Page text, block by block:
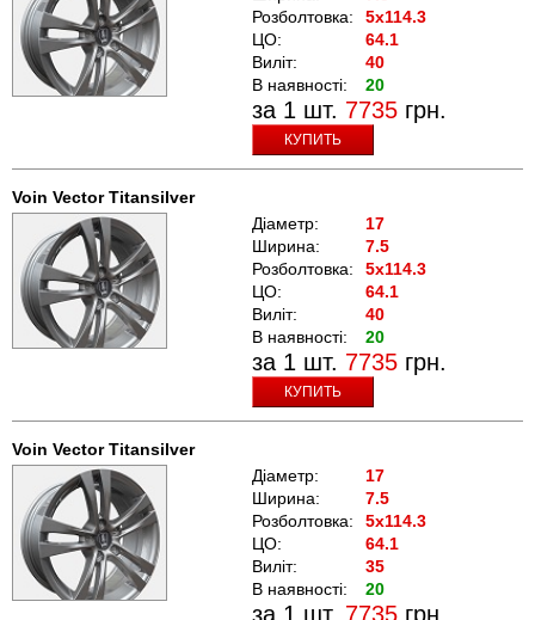
Розболтовка:
5x114.3
ЦО:
64.1
Виліт:
40
В наявності:
20
за 1 шт. 7735 грн.
КУПИТЬ
Voin Vector Titansilver
Діаметр:
17
Ширина:
7.5
Розболтовка:
5x114.3
ЦО:
64.1
Виліт:
40
В наявності:
20
за 1 шт. 7735 грн.
КУПИТЬ
Voin Vector Titansilver
Діаметр:
17
Ширина:
7.5
Розболтовка:
5x114.3
ЦО:
64.1
Виліт:
35
В наявності:
20
за 1 шт. 7735 грн.